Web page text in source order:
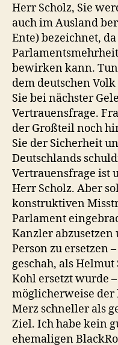
Herr Scholz, Sie
auch im Ausland
Ente) bezeichnet,
bewirken kann.
dem deutschen
Sie bei nächster
Vertrauensfrage.
der Großteil noch
Sie der Sicherheit
Deutschlands
Vertrauensfrage ist
Herr Scholz. Aber
konstruktiven
Parlament
Kanzler
Person zu ersetzen
geschah, als
Kohl ersetzt wurde
möglicherweise
Merz schneller als
Ziel. Ich habe kein
ehemaligen